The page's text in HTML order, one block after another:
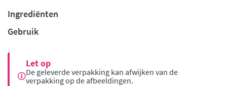
Ingrediënten
Gebruik
Let op
De geleverde verpakking kan afwijken van de
verpakking op de afbeeldingen.